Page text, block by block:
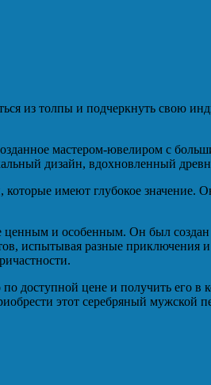
из толпы и подчеркнуть свою
мастером-ювелиром с
дизайн, вдохновленный
имеют глубокое
и особенным. Он был
испытывая разные
доступной цене и получить его
этот серебряный мужской